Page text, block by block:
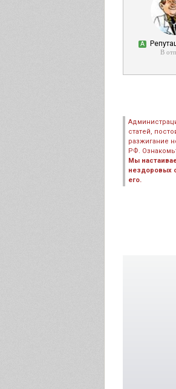
А
В
статей,
разжигание
РФ.
Мы
нездоровых
его.